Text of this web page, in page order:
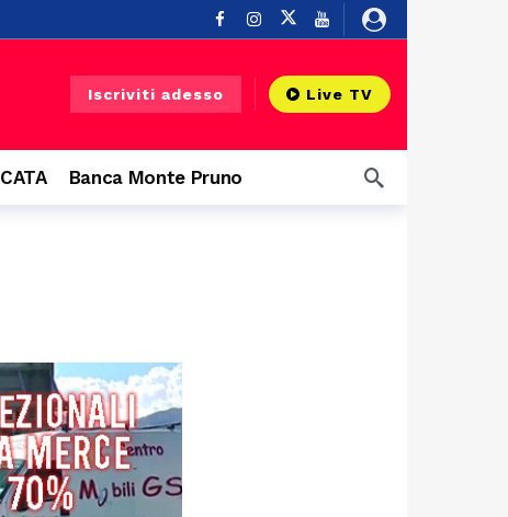
un balcone
Iscriviti adesso Live TV
Banca Monte Pruno